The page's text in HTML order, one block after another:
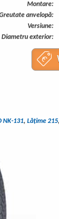
Montare:
anvelopă:
Versiune:
Diametru exterior:
NK-131, Lăţime 215,